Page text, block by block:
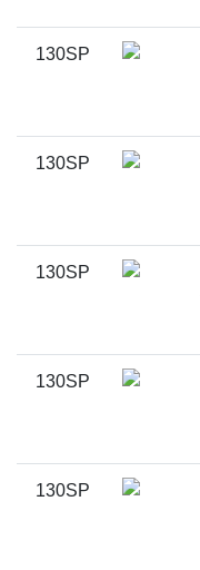
130SP
130SP
130SP
130SP
130SP